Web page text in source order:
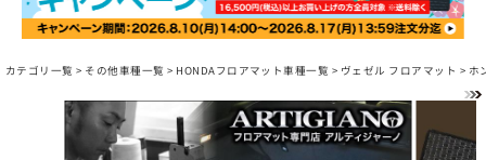
カテゴリ一覧 > その他車種一覧 > HONDAフロアマット車種一覧 > ヴェゼル フロアマット > ホ